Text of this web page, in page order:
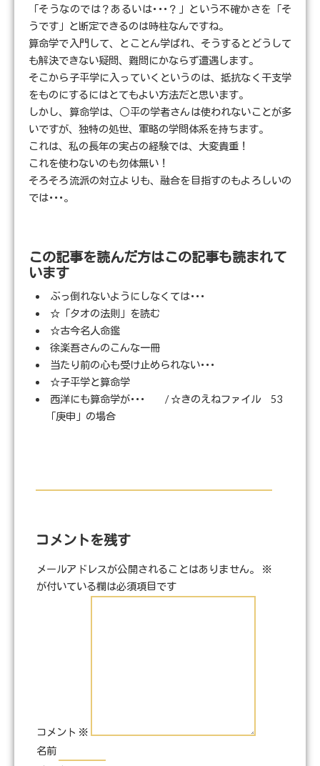
「そうなのでは？あるいは･･･？」という不確かさを「そ
うです」と断定できるのは時柱なんですね。
算命学で入門して、とことん学ばれ、そうするとどうして
も解決できない疑問、難問にかならず遭遇します。
そこから子平学に入っていくというのは、抵抗なく干支学
をものにするにはとてもよい方法だと思います。
しかし、算命学は、○平の学者さんは使われないことが多
いですが、独特の処世、軍略の学問体系を持ちます。
これは、私の長年の実占の経験では、大変貴重！
これを使わないのも勿体無い！
そろそろ流派の対立よりも、融合を目指すのもよろしいの
では･･･。
この記事を読んだ方はこの記事も読まれて
います
ぶっ倒れないようにしなくては･･･
☆「タオの法則」を読む
☆古今名人命鑑
徐楽吾さんのこんな一冊
当たり前の心も受け止められない･･･
☆子平学と算命学
西洋にも算命学が･･･ / ☆きのえねファイル 53
「庚申」の場合
コメントを残す
メールアドレスが公開されることはありません。
※
が付いている欄は必須項目です
コメント ※
名前